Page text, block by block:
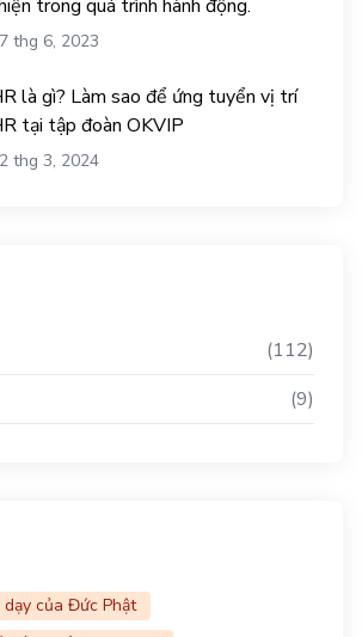
trong quá trình hành động.
thg 6, 2023
là gì? Làm sao để ứng tuyển vị trí
tại tập đoàn OKVIP
thg 3, 2024
(112)
(9)
của Đức Phật